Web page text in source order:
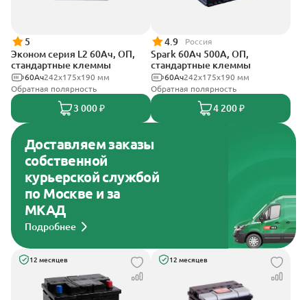
5
Эконом серия L2 60Ач, ОП,
стандартные клеммы
242х175х190 мм
60Ач
Обратная полярность
3 000 ₽
4.9 Россия
Spark 60Ач 500А, ОП,
стандартные клеммы
242х175х190 мм
60Ач
Обратная полярность
4 200 ₽
Доставляем заказы
собственной
курьерской службой
по Москве и за
МКАД
Подробнее
12 месяцев 12 месяцев